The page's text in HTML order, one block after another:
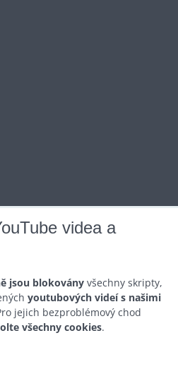
videa a
jsou blokovány všechny skripty,
youtubových videí s našimi
jejich bezproblémový chod
všechny cookies.